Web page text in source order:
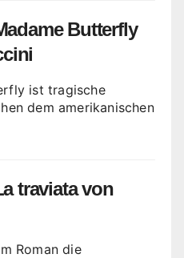
Butterfly
ist tragische
dem amerikanischen
traviata von
Roman die